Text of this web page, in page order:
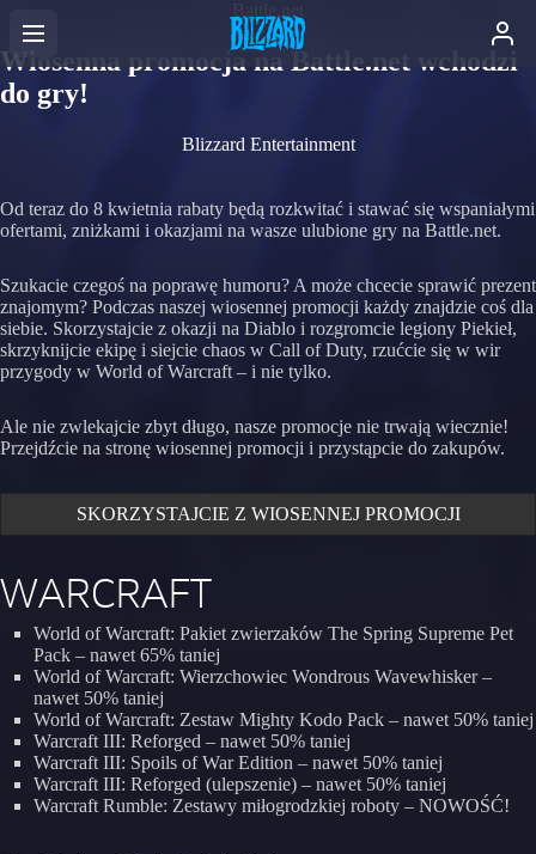
Wiosenna promocja na Battle.net wchodzi
do gry!
Blizzard Entertainment
Od teraz do 8 kwietnia rabaty będą rozkwitać i stawać się wspaniałymi
ofertami, zniżkami i okazjami na wasze ulubione gry na Battle.net.
Szukacie czegoś na poprawę humoru? A może chcecie sprawić prezent
znajomym? Podczas naszej wiosennej promocji każdy znajdzie coś dla
siebie. Skorzystajcie z okazji na Diablo i rozgromcie legiony Piekieł,
skrzyknijcie ekipę i siejcie chaos w Call of Duty, rzućcie się w wir
przygody w World of Warcraft – i nie tylko.
Ale nie zwlekajcie zbyt długo, nasze promocje nie trwają wiecznie!
Przejdźcie na stronę wiosennej promocji i przystąpcie do zakupów.
SKORZYSTAJCIE Z WIOSENNEJ PROMOCJI
WARCRAFT
World of Warcraft: Pakiet zwierzaków The Spring Supreme Pet
Pack – nawet 65% taniej
World of Warcraft: Wierzchowiec Wondrous Wavewhisker –
nawet 50% taniej
World of Warcraft: Zestaw Mighty Kodo Pack – nawet 50% taniej
Warcraft III: Reforged – nawet 50% taniej
Warcraft III: Spoils of War Edition – nawet 50% taniej
Warcraft III: Reforged (ulepszenie) – nawet 50% taniej
Warcraft Rumble: Zestawy miłogrodzkiej roboty – NOWOŚĆ!